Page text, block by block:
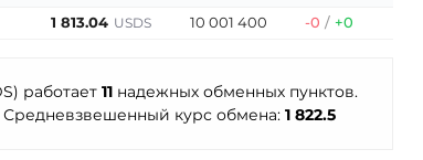
1 813.04 USDS 10 001 400 -0 / +0
работает 11надежных обменных пунктов.
Средневзвешенный курс обмена: 1 822.5